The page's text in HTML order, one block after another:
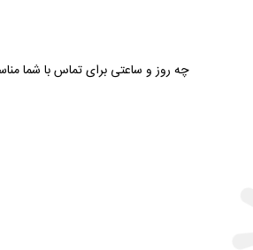
چه روز و ساعتی برای تماس با شما